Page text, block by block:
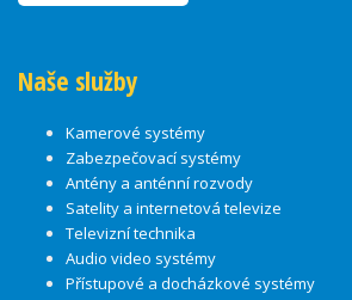
Naše služby
Kamerové systémy
Zabezpečovací systémy
Antény a anténní rozvody
Satelity a internetová televize
Televizní technika
Audio video systémy
Přístupové a docházkové systémy